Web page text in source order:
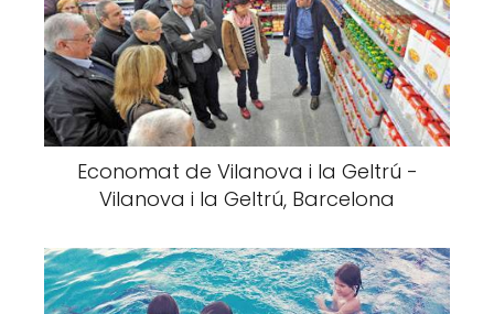
Economat de Vilanova i la Geltrú -
Vilanova i la Geltrú, Barcelona